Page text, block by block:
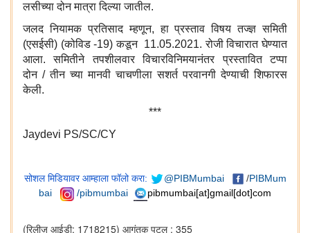
लसीच्या दोन मात्रा दिल्या जातील.
जलद नियामक प्रतिसाद म्हणून, हा प्रस्ताव विषय तज्ज्ञ समिती
(एसईसी) (कोविड -19) कडून 11.05.2021. रोजी विचारात घेण्यात
आला. समितीने तपशीलवार विचारविनिमयानंतर प्रस्तावित टप्पा
दोन / तीन च्या मानवी चाचणीला सशर्त परवानगी देण्याची शिफारस
केली.
***
Jaydevi PS/SC/CY
सोशल मिडियावर आम्हाला फॉलो करा: @PIBMumbai /PIBMum
bai
/pibmumbai pibmumbai[at]gmail[dot]com
(रिलीज़ आईडी: 1718215) आगंतुक पटल : 355